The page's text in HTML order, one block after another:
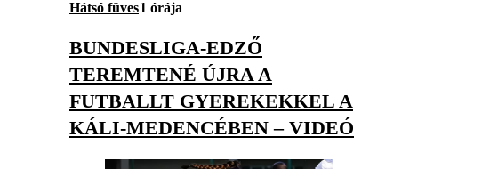
Hátsó füves1 órája
BUNDESLIGA-EDZŐ
TEREMTENÉ ÚJRA A
FUTBALLT GYEREKEKKEL A
KÁLI-MEDENCÉBEN – VIDEÓ